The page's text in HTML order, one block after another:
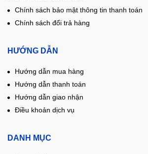
Chính sách bảo mật thông tin thanh toán
Chính sách đổi trả hàng
HƯỚNG DẪN
Hướng dẫn mua hàng
Hướng dẫn thanh toán
Hướng dẫn giao nhận
Điều khoản dịch vụ
DANH MỤC